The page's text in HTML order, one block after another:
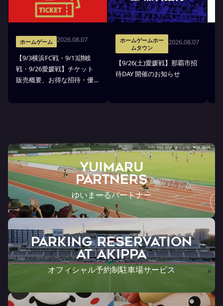
ホームゲーム 2026.08.07
【9/3横浜FC戦・9/13讃岐
戦・9/26愛媛戦】チケット
販売概要、お得な招待・優
ホームゲームホー
ムタウン
2026.08.07
【9/26(土)愛媛戦】那覇市招
待DAY 開催のお知らせ
YUIMARU
Partners
ゆいまーるパートナー
PARKING RESERVATION
AT Akippa
オフィシャル予約制駐車場サービス